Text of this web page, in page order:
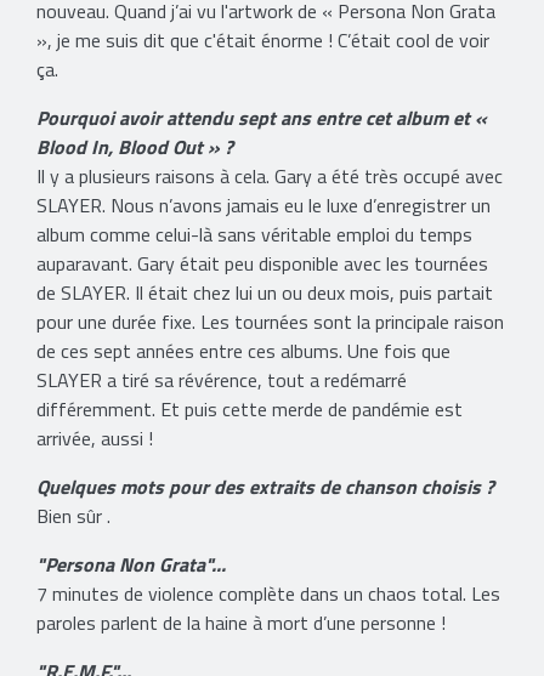
nouveau. Quand j’ai vu l'artwork de « Persona Non Grata
», je me suis dit que c'était énorme ! C’était cool de voir
ça.
Pourquoi avoir attendu sept ans entre cet album et «
Blood In, Blood Out » ?
Il y a plusieurs raisons à cela. Gary a été très occupé avec
SLAYER. Nous n’avons jamais eu le luxe d’enregistrer un
album comme celui-là sans véritable emploi du temps
auparavant. Gary était peu disponible avec les tournées
de SLAYER. Il était chez lui un ou deux mois, puis partait
pour une durée fixe. Les tournées sont la principale raison
de ces sept années entre ces albums. Une fois que
SLAYER a tiré sa révérence, tout a redémarré
différemment. Et puis cette merde de pandémie est
arrivée, aussi !
Quelques mots pour des extraits de chanson choisis ?
Bien sûr .
"Persona Non Grata"...
7 minutes de violence complète dans un chaos total. Les
paroles parlent de la haine à mort d’une personne !